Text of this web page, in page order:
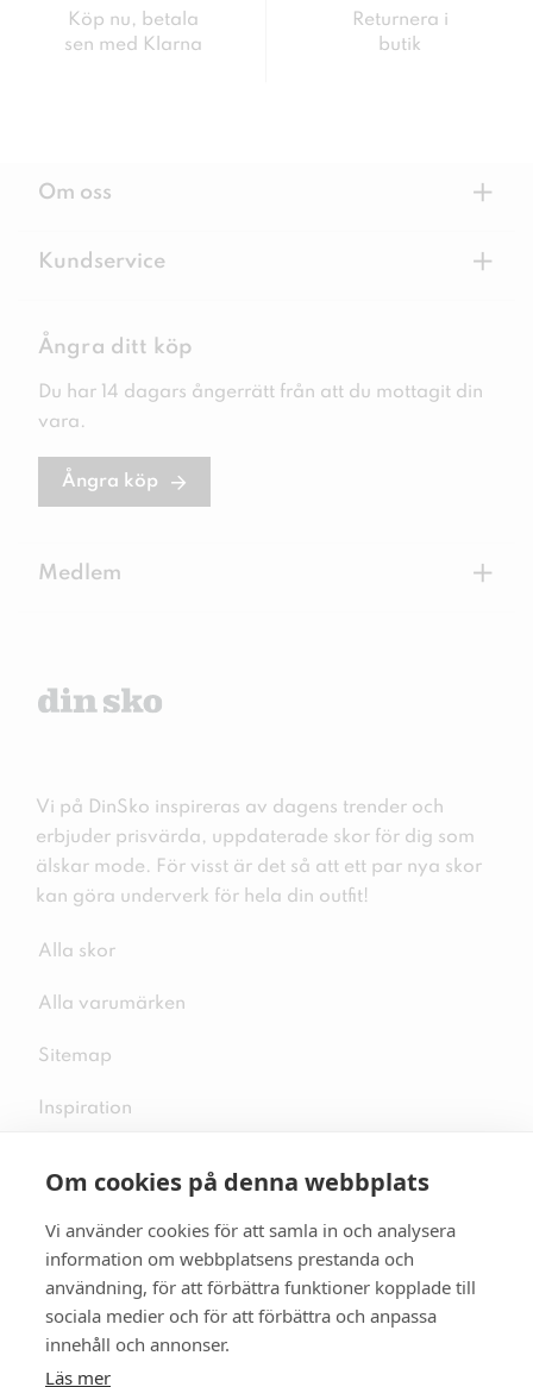
Om cookies på denna webbplats
Vi använder cookies för att samla in och analysera
information om webbplatsens prestanda och
användning, för att förbättra funktioner kopplade till
sociala medier och för att förbättra och anpassa
innehåll och annonser.
Läs mer
Köp nu, betala
sen med Klarna
Returnera i
butik
Om oss +
Kundservice +
Ångra ditt köp
Du har 14 dagars ångerrätt från att du mottagit din
vara.
Ångra köp
Medlem +
Vi på DinSko inspireras av dagens trender och
erbjuder prisvärda, uppdaterade skor för dig som
älskar mode. För visst är det så att ett par nya skor
kan göra underverk för hela din outfit!
Alla skor
Alla varumärken
Sitemap
Inspiration
Följ oss på sociala medier
Se mer skor: skopunkten.se